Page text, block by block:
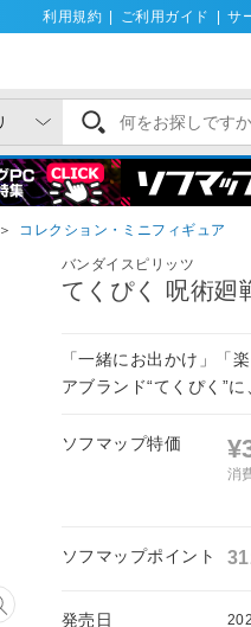
利用規約 ご利用ガイド サ
＞ コレクション・ミニフィギュア
バンダイスピリッツ
てくぴく 呪術廻
「一緒にお出かけ」「
アブランド“てくぴく”
ソフマップ特価
消
ソフマップポイント
発売日